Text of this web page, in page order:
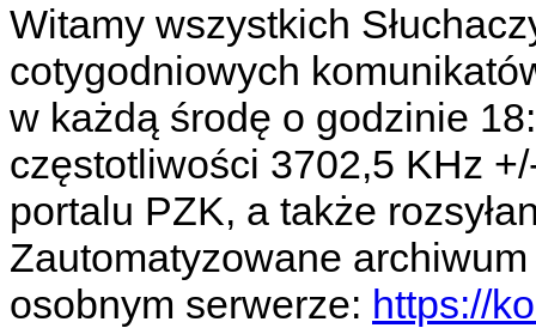
Witamy wszystkich
cotygodniowych
w każdą środę o godzinie
częstotliwości 3702,5 KHz
portalu PZK, a także
Zautomatyzowane
osobnym serwerze: https://